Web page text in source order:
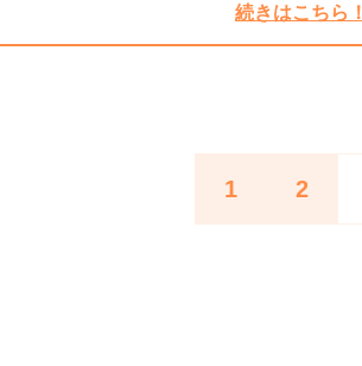
続きはこちら！
1 2